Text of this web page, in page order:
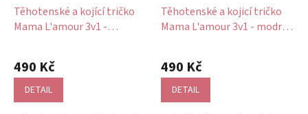
Těhotenské a kojící tričko
Mama L'amour 3v1 -
490 Kč
DETAIL
Těhotenské a kojicí tričko
Mama L'amour 3v1 - modré
490 Kč
DETAIL